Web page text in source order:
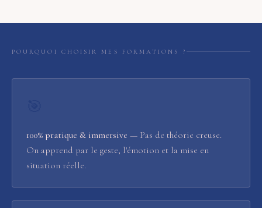
POURQUOI CHOISIR MES FORMATIONS ?
100% pratique & immersive — Pas de théorie creuse.
On apprend par le geste, l'émotion et la mise en
situation réelle.